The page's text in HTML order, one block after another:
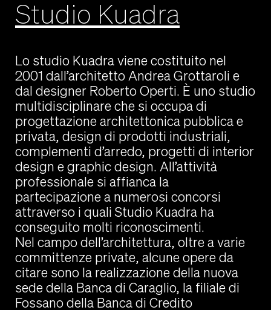
Studio Kuadra
Lo studio Kuadra viene costituito nel
2001 dall’architetto Andrea Grottaroli e
dal designer Roberto Operti. È uno studio
multidisciplinare che si occupa di
progettazione architettonica pubblica e
privata, design di prodotti industriali,
complementi d’arredo, progetti di interior
design e graphic design. All’attività
professionale si affianca la
partecipazione a numerosi concorsi
attraverso i quali Studio Kuadra ha
conseguito molti riconoscimenti.
Nel campo dell’architettura, oltre a varie
committenze private, alcune opere da
citare sono la realizzazione della nuova
sede della Banca di Caraglio, la filiale di
Fossano della Banca di Credito